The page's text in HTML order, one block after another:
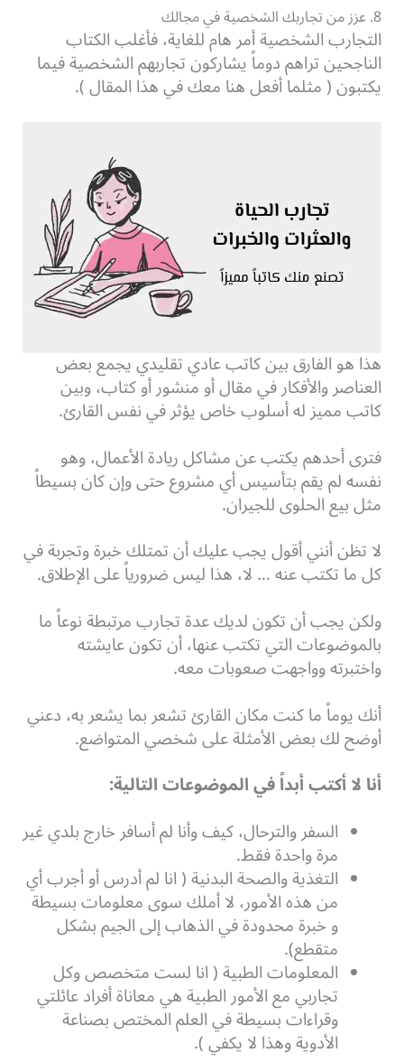
8. عزز من تجاربك الشخصية في مجالك
التجارب الشخصية أمر هام للغاية، فأغلب الكتاب
الناجحين تراهم دوماً يشاركون تجاربهم الشخصية فيما
يكتبون ( مثلما أفعل هنا معك في هذا المقال ).
هذا هو الفارق بين كاتب عادي تقليدي يجمع بعض
العناصر والأفكار في مقال أو منشور أو كتاب، وبين
كاتب مميز له أسلوب خاص يؤثر في نفس القارئ.
فترى أحدهم يكتب عن مشاكل ريادة الأعمال، وهو
نفسه لم يقم بتأسيس أي مشروع حتى وإن كان بسيطاً
مثل بيع الحلوى للجيران.
لا تظن أنني أقول يجب عليك أن تمتلك خبرة وتجربة في
كل ما تكتب عنه … لا، هذا ليس ضرورياً على الإطلاق.
ولكن يجب أن تكون لديك عدة تجارب مرتبطة نوعاً ما
بالموضوعات التي تكتب عنها، أن تكون عايشته
واختبرته وواجهت صعوبات معه.
أنك يوماً ما كنت مكان القارئ تشعر بما يشعر به، دعني
أوضح لك بعض الأمثلة على شخصي المتواضع.
أنا لا أكتب أبداً في الموضوعات التالية:
السفر والترحال، كيف وأنا لم أسافر خارج بلدي غير
مرة واحدة فقط.
التغذية والصحة البدنية ( انا لم أدرس أو أجرب أي
من هذه الأمور، لا أملك سوى معلومات بسيطة
و خبرة محدودة في الذهاب إلى الجيم بشكل
متقطع).
المعلومات الطبية ( انا لست متخصص وكل
تجاربي مع الأمور الطبية هي معاناة أفراد عائلتي
وقراءات بسيطة في العلم المختص بصناعة
الأدوية وهذا لا يكفي ).